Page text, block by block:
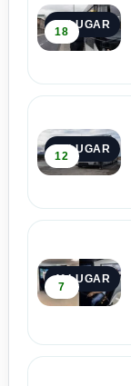
2º LUGAR
18
3º LUGAR
12
4º LUGAR
7